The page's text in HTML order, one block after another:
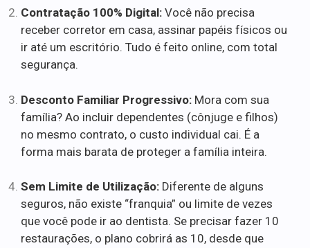
Contratação 100% Digital: Você não precisa
receber corretor em casa, assinar papéis físicos ou
ir até um escritório. Tudo é feito online, com total
segurança.
Desconto Familiar Progressivo: Mora com sua
família? Ao incluir dependentes (cônjuge e filhos)
no mesmo contrato, o custo individual cai. É a
forma mais barata de proteger a família inteira.
Sem Limite de Utilização: Diferente de alguns
seguros, não existe “franquia” ou limite de vezes
que você pode ir ao dentista. Se precisar fazer 10
restaurações, o plano cobrirá as 10, desde que